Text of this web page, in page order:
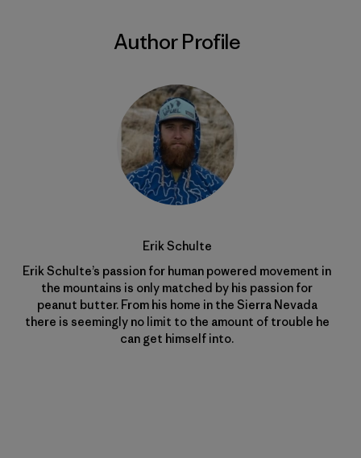
Author Profile
Erik Schulte
Erik Schulte’s passion for human powered movement in
the mountains is only matched by his passion for
peanut butter. From his home in the Sierra Nevada
there is seemingly no limit to the amount of trouble he
can get himself into.